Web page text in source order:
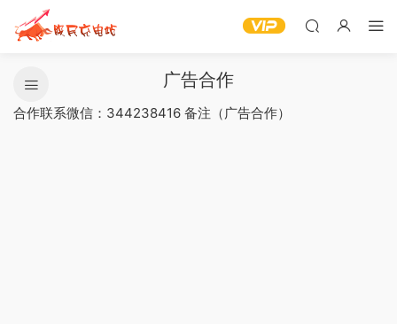
广告合作
合作联系微信：344238416 备注（广告合作）